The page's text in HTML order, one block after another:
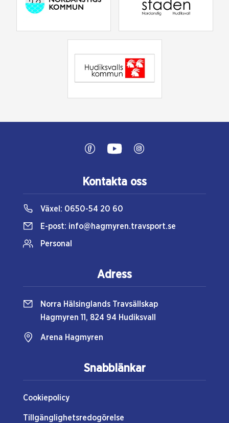
Snabblänkar
Cookiepolicy
Tillgänglighetsredogörelse
Kontakta oss
Växel: 0650-54 20 60
E-post: info@hagmyren.travsport.se
Personal
Adress
Norra Hälsinglands Travsällskap
Hagmyren 11, 824 94 Hudiksvall
Arena Hagmyren